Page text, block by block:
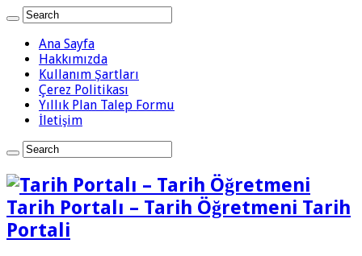
Ana Sayfa
Hakkımızda
Kullanım Şartları
Çerez Politikası
Yıllık Plan Talep Formu
İletişim
Tarih Portalı – Tarih Öğretmeni Tarih
Portali